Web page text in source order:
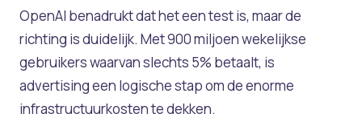
OpenAI benadrukt dat het een test is, maar de
richting is duidelijk. Met 900 miljoen wekelijkse
gebruikers waarvan slechts 5% betaalt, is
advertising een logische stap om de enorme
infrastructuurkosten te dekken.